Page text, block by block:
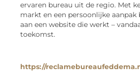
ervaren bureau uit de regio. Met
markt en een persoonlijke aanpak
aan een website die werkt –
toekomst.
https://